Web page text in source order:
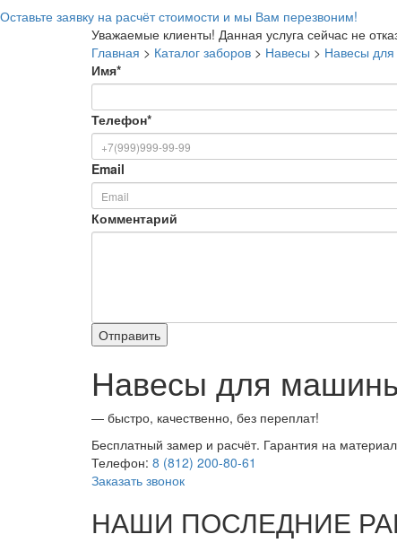
Оставьте заявку на расчёт стоимости и мы Вам перезвоним!
Уважаемые клиенты! Данная услуга сейчас не
Главная > Каталог заборов > Навесы > Навесы
Имя*
Телефон*
Email
Комментарий
Навесы для
— быстро, качественно, без переплат!
Бесплатный замер и расчёт. Гарантия на
Телефон: 8 (812) 200-80-61
Заказать звонок
НАШИ ПОСЛЕДНИЕ